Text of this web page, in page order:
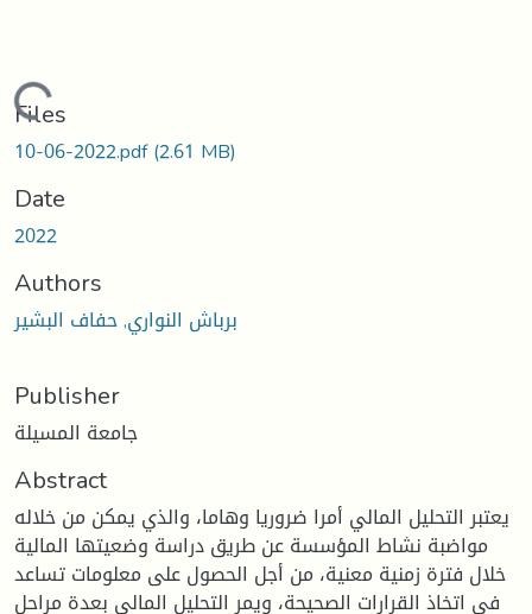
Loading...
Files
10-06-2022.pdf(2.61 MB)
Date
2022
Authors
برباش النواري, حفاف البشير
Publisher
جامعة المسيلة
Abstract
يعتبر التحليل المالي أمرا ضروريا وهاما، والذي يمكن من خلاله
مواضبة نشاط المؤسسة عن طريق دراسة وضعيتها المالية
خلال فترة زمنية معنية، من أجل الحصول على معلومات تساعد
في اتخاذ القرارات الصحيحة، ويمر التحليل المالي بعدة مراحل